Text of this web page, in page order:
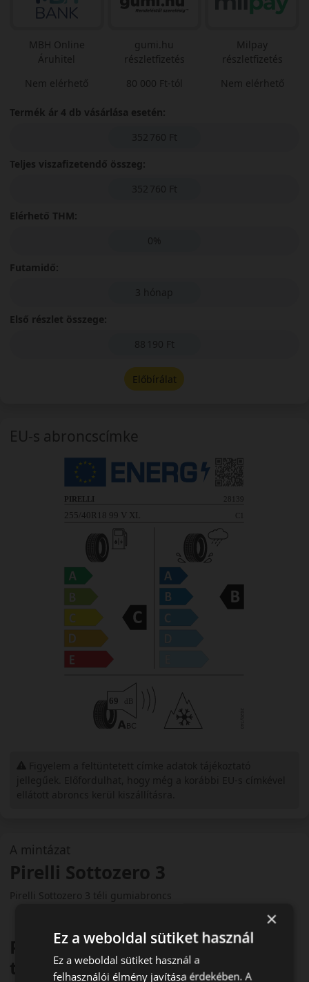
A mintázat
Pirelli Sottozero 3
Pirelli Sottozero 3 téli gumiabroncs
Prémium sportos teljesítmény
télen
MBH Online
Áruhitel
Nem elérhető
gumi.hu
részletfizetés
80 000 Ft-tól
Milpay
részletfizetés
Nem elérhető
Termék ár 4 db vásárlása esetén:
352 760 Ft
Teljes viszafizetendő összeg:
352 760 Ft
Elérhető THM:
0%
Futamidő:
3 hónap
Első részlet összege:
88 190 Ft
Előbírálat
EU-s abroncscímke
×
Ez a weboldal sütiket használ
Ez a weboldal sütiket használ a
felhasználói élmény javítása érdekében. A